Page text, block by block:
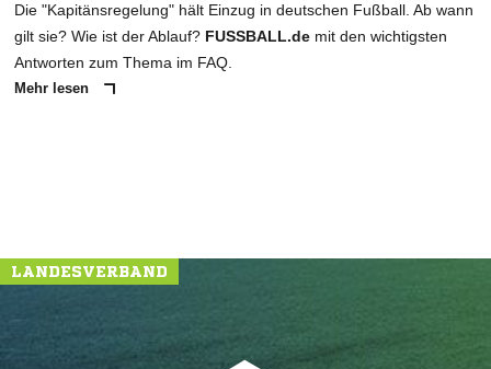
Die "Kapitänsregelung" hält Einzug in deutschen Fußball. Ab wann
gilt sie? Wie ist der Ablauf? FUSSBALL.de mit den wichtigsten
Antworten zum Thema im FAQ.
Mehr lesen
LANDESVERBAND